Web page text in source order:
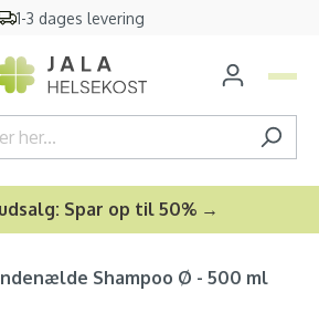
1-3 dages levering
Spar op til 50% →
Shampoo Ø - 500 ml